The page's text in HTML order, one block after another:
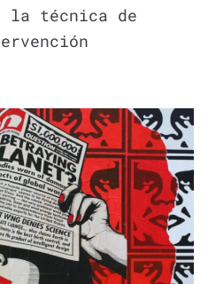
la técnica de